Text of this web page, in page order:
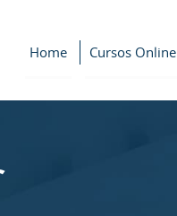
Home Cursos Online